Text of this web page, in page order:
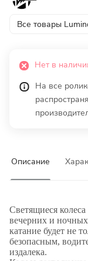
Все товары
Нет в
На все
Описание
Светящиеся
вечерних и
катание будет не
безопасным,
издалека.